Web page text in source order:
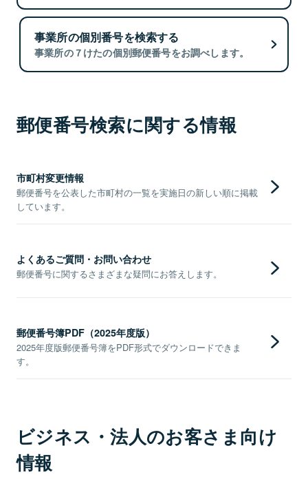
事業所の個別番号を検索する
事業所の７けたの個別郵便番号をお調べします。
郵便番号検索に関する情報
市町村変更情報
郵便番号を公表した市町村の一覧を実施日の新しい順に掲載
しています。
よくあるご質問・お問い合わせ
郵便番号に関するさまざまな疑問にお答えします。
郵便番号簿PDF（2025年度版）
2025年度版郵便番号簿をPDF形式でダウンロードできま
す。
ビジネス・法人のお客さま向け
情報